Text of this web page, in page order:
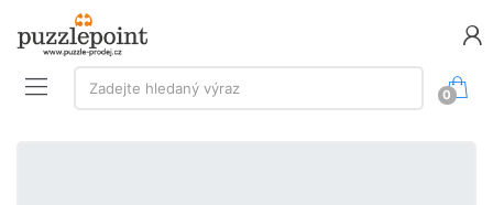
Vyhledávání:
Zadejte hledaný výraz
0